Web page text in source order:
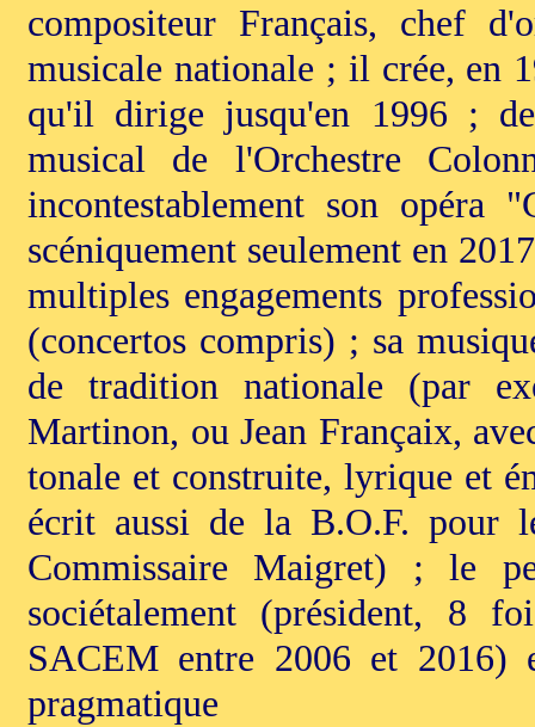
compositeur Français, chef
musicale nationale ; il crée, en
qu'il dirige jusqu'en 1996 ;
musical de l'Orchestre
incontestablement son opéra
scéniquement seulement en
multiples engagements
(concertos compris) ; sa
de tradition nationale (par
Martinon, ou Jean Françaix,
tonale et construite, lyrique et
écrit aussi de la B.O.F. pour
Commissaire Maigret) ; le
sociétalement (président, 8
SACEM entre 2006 et 2016)
pragmatique